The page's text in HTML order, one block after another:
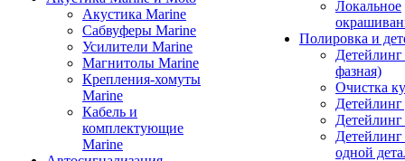
Акустика Marine
Сабвуферы Marine
Усилители Marine
Магнитолы Marine
Крепления-хомуты
Marine
Кабель и
комплектующие
Marine
Локальное
Полировка и
фазная)
Очистка
Детейлинг
одной